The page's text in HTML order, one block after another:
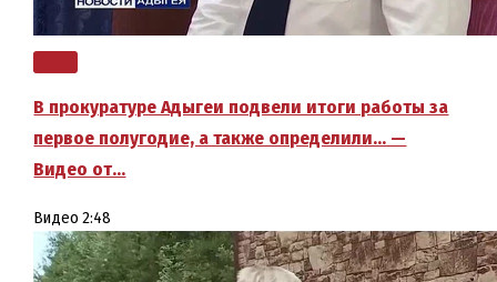
В прокуратуре Адыгеи подвели итоги работы за
первое полугодие, а также определили… —
Видео от…
Видео 2:48